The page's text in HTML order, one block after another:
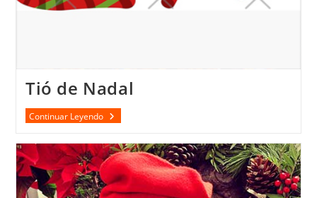
Tió de Nadal
Continuar LeyendoTió
De